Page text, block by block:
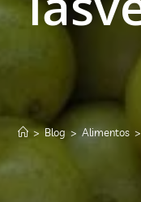
> Blog > Alimentos >